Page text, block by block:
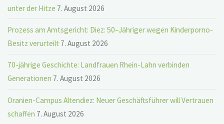
unter der Hitze 7. August 2026
Prozess am Amtsgericht: Diez: 50–Jähriger wegen Kinderporno-
Besitz verurteilt 7. August 2026
70-jährige Geschichte: Landfrauen Rhein-Lahn verbinden
Generationen 7. August 2026
Oranien-Campus Altendiez: Neuer Geschäftsführer will Vertrauen
schaffen 7. August 2026